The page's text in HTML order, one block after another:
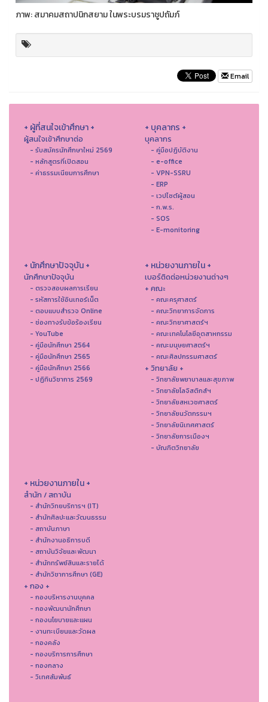
ภาพ: สมาคมสถาปนิกสยาม ในพระบรมราชูปถัมภ์
Email
+ ผู้ที่สนใจเข้าศึกษา +
ผู้สนใจเข้าศึกษาต่อ
- รับสมัครนักศึกษาใหม่ 2569
- หลักสูตรที่เปิดสอน
- ค่าธรรมเนียมการศึกษา
+ บุคลากร +
บุคลากร
- คู่มือปฏิบัติงาน
- e-office
- VPN-SSRU
- ERP
- เวปไซต์ผู้สอน
- ก.พ.ร.
- SOS
- E-monitoring
+ นักศึกษาปัจจุบัน +
นักศึกษาปัจจุบัน
- ตรวจสอบผลการเรียน
- รหัสการใช้อินเทอร์เน็ต
- ตอบแบบสำรวจ Online
- ช่องทางรับข้อร้องเรียน
- YouTube
- คู่มือนักศึกษา 2564
- คู่มือนักศึกษา 2565
- คู่มือนักศึกษา 2566
- ปฏิทินวิชาการ 2569
+ หน่วยงานภายใน +
เบอร์ติดต่อหน่วยงานต่างๆ
+ คณะ
- คณะครุศาสตร์
- คณะวิทยาการจัดการ
- คณะวิทยาศาสตร์ฯ
- คณะเทคโนโลยีอุตสาหกรรม
- คณะมนุษยศาสตร์ฯ
- คณะศิลปกรรมศาสตร์
+ วิทยาลัย +
- วิทยาลัยพยาบาลและสุขภาพ
- วิทยาลัยโลจิสติกส์ฯ
- วิทยาลัยสหเวชศาสตร์
- วิทยาลัยนวัตกรรมฯ
- วิทยาลัยนิเทศศาสตร์
- วิทยาลัยการเมืองฯ
- บัณฑิตวิทยาลัย
+ หน่วยงานภายใน +
สำนัก / สถาบัน
- สำนักวิทยบริการฯ (IT)
- สํานักศิลปะและวัฒนธรรม
- สถาบันภาษา
- สำนักงานอธิการบดี
- สถาบันวิจัยและพัฒนา
- สำนักทรัพย์สินและรายได้
- สำนักวิชาการศึกษา (GE)
+ กอง +
- กองบริหารงานบุคคล
- กองพัฒนานักศึกษา
- กองนโยบายและแผน
- งานทะเบียนและวัดผล
- กองคลัง
- กองบริการการศึกษา
- กองกลาง
- วิเทศสัมพันธ์